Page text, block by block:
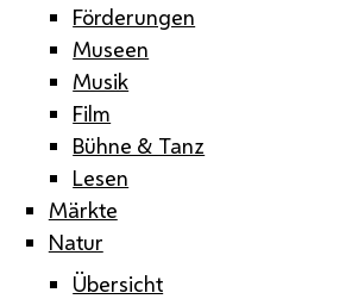
Förderungen
Museen
Musik
Film
Bühne & Tanz
Lesen
Märkte
Natur
Übersicht